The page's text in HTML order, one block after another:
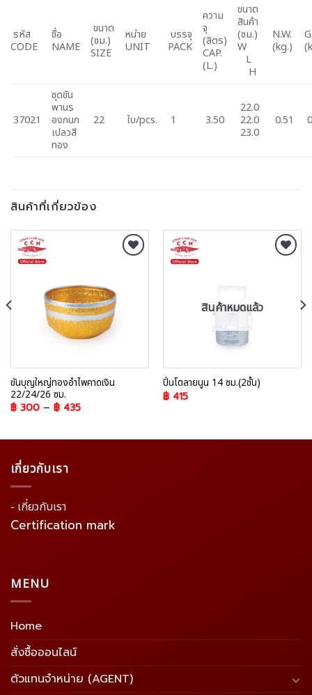
รหัส
CODE
ชื่อ
NAME
ขนาด
(ซม.)
SIZE
หน่าย
UNIT
บรรจุ
PACK
ความ
จุ
(ลิตร)
CAP.
(L.)
ขนาด
สินค้า
(ซม.)
W
L
H
N.W.
(kg.)
37021
ชุดขัน
พานร
องกนก
เปลวสี
ทอง
22 ใบ/pcs. 1 3.50
22.0
22.0
23.0
0.51
สินค้าที่เกี่ยวข้อง
ขันบุญใหญ่ทองอำไพคาดเงิน
22/24/26 ซม.
฿300– ฿435
สินค้าหมดแล้ว
ปิ่นโตลายนูน 14 ซม.(2ชั้น)
฿415
เกี่ยวกับเรา
- เกี่ยวกับเรา
Certification mark
MENU
Home
สั่งซื้อออนไลน์
ตัวแทนจำหน่าย (AGENT)